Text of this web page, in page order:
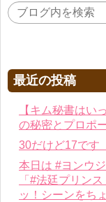
最近の投稿
【キム秘書はい
の秘密とプロポ
30だけど17です
本日は #ヨンウ
「#法廷プリン
ッ！シーンをち